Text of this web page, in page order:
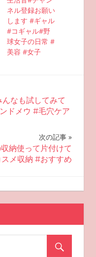
ネル登録お願い
します #ギャル
#コギャル#野
球女子の日常 #
美容 #女子
なも試してみて
ドメウ #毛穴ケア
次の記事
納使って片付けて
メ収納 #おすすめ